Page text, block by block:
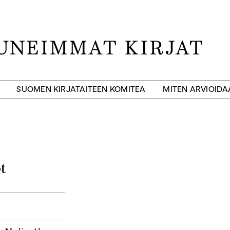
SUOMEN KIRJATAITEEN KOMITEA MITEN